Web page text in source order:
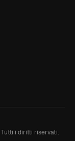
Tutti i diritti riservati.